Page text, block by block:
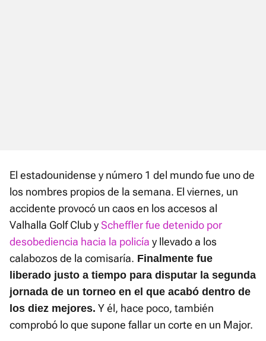
El estadounidense y número 1 del mundo fue uno de
los nombres propios de la semana. El viernes, un
accidente provocó un caos en los accesos al
Valhalla Golf Club y Scheffler fue detenido por
desobediencia hacia la policía y llevado a los
calabozos de la comisaría. Finalmente fue
liberado justo a tiempo para disputar la segunda
jornada de un torneo en el que acabó dentro de
los diez mejores. Y él, hace poco, también
comprobó lo que supone fallar un corte en un Major.